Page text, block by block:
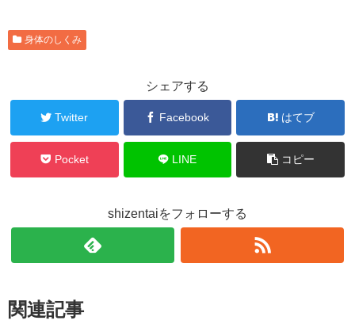
身体のしくみ
シェアする
Twitter Facebook はてブ
Pocket LINE コピー
shizentaiをフォローする
関連記事